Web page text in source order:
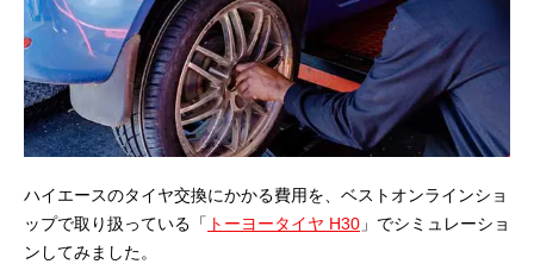
ハイエースのタイヤ交換にかかる費用を、ベストオンラインショ
ップで取り扱っている「 トーヨータイヤ H30 」でシミュレーショ
ンしてみました。